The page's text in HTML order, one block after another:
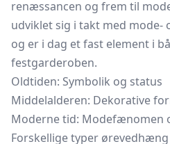
renæssancen og frem til
udviklet sig i takt med mode-
og er i dag et fast element i
festgarderoben.
Oldtiden: Symbolik og status
Middelalderen: Dekorative
Moderne tid: Modefænomen
Forskellige typer ørevedhæng